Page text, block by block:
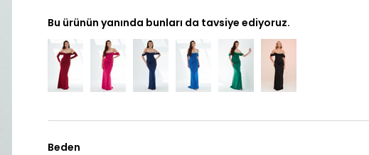
Bu ürünün yanında bunları da tavsiye ediyoruz.
Beden